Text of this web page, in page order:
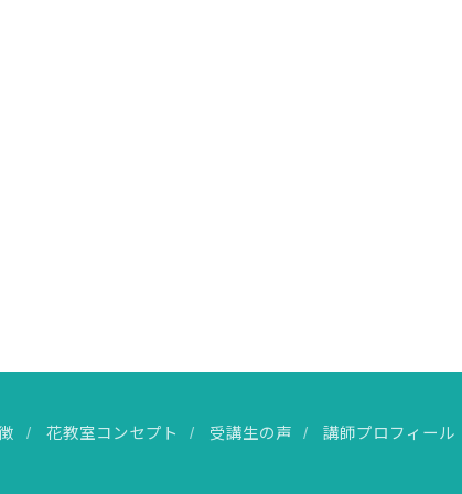
花教室コンセプト 受講生の声 講師プロフィール